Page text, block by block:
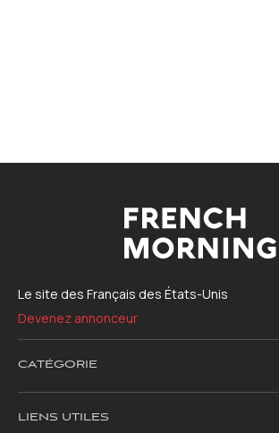
Le site des Français des États-Unis
Devenez annonceur
CATÉGORIE
LIENS UTILES